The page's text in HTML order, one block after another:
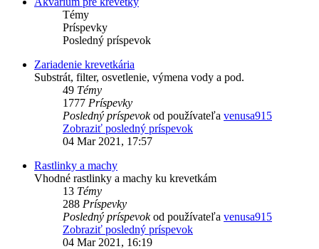
Témy
Príspevky
Posledný príspevok
Zariadenie krevetkária
Substrát, filter, osvetlenie, výmena vody a pod.
49 Témy
1777 Príspevky
Posledný príspevokod používateľa venusa915
Zobraziť posledný príspevok
04 Mar 2021, 17:57
Rastlinky a machy
Vhodné rastlinky a machy ku krevetkám
13 Témy
288 Príspevky
Posledný príspevokod používateľa venusa915
Zobraziť posledný príspevok
04 Mar 2021, 16:19